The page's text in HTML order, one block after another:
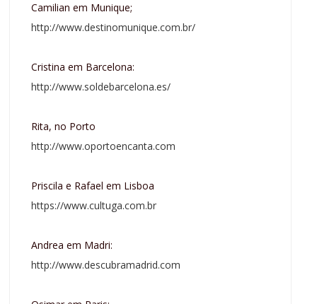
Camilian em Munique;
http://www.destinomunique.com.br/
Cristina em Barcelona:
http://www.soldebarcelona.es/
Rita, no Porto
http://www.oportoencanta.com
Priscila e Rafael em Lisboa
https://www.cultuga.com.br
Andrea em Madri:
http://www.descubramadrid.com